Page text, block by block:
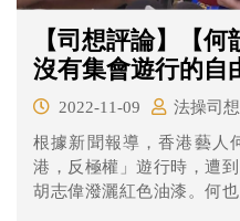
【司想評論】【
沒有集會遊行的自
2022-11-09
法操司
根據新聞報導，香港藝人
港，反極權」遊行時，遭
胡志偉潑灑紅色油漆。何